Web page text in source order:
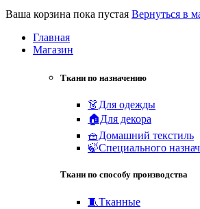
Ваша корзина пока пустая Вернуться в
Главная
Магазин
Ткани по назначению
👗Для одежды
🏠Для декора
🧺Домашний текстиль
🍃Специального
Ткани по способу производства
🧵Тканные